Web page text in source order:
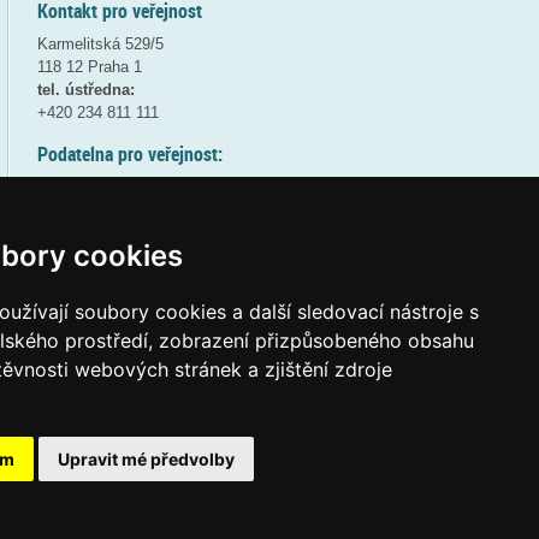
cookies
soubory cookies a další sledovací nástroje s
prostředí, zobrazení přizpůsobeného obsahu
webových stránek a zjištění zdroje
Upravit mé předvolby
Kontakt pro veřejnost
Karmelitská 529/5
118 12 Praha 1
tel. ústředna:
+420 234 811 111
Podatelna pro veřejnost:
(více informací
Elektronická podatelna:
posta@msmtgov cz